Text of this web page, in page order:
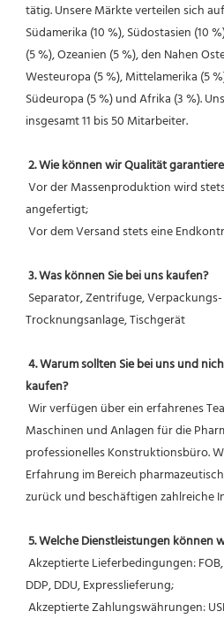
tätig. Unsere Märkte verteilen sich
Südamerika (10 %), Südostasien (10
(5 %), Ozeanien (5 %), den Nahen
Westeuropa (5 %), Mittelamerika (5
Südeuropa (5 %) und Afrika (3 %).
insgesamt 11 bis 50 Mitarbeiter.
2. Wie können wir Qualität
angefertigt;
Vor dem Versand stets eine
3. Was können Sie bei uns kaufen?
Trocknungsanlage, Tischgerät
4. Warum sollten Sie bei uns und
kaufen?
Maschinen und Anlagen für die
professionelles Konstruktionsbüro.
Erfahrung im Bereich
zurück und beschäftigen zahlreiche
5. Welche Dienstleistungen können
DDP, DDU, Expresslieferung;